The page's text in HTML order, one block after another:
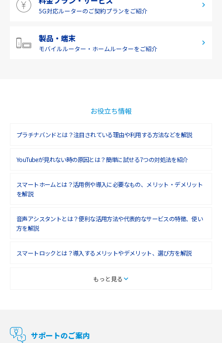
2019年2月(7)
2018年7月(6)
2018年6月(6)
2018年4月(7)
2018年2月(6)
2017年10月(4)
5G対応ルーターのご契約プランをご紹介
製品・端末
モバイルルーター・ ホームルーターをご紹介
お役立ち情報
プラチナバンドとは？注目されている理由や利用する方法などを解説
YouTubeが見れない時の原因とは？簡単に試せる7つの対処法を紹介
スマートホームとは？活用例や導入に必要なもの、メリット・デメリット
を解説
音声アシスタントとは？便利な活用方法や代表的なサービスの特徴、使い
方を解説
スマートロックとは？導入するメリットやデメリット、選び方を解説
スマートテレビとは？特徴や選び方、使い方をわかりやすく解説
マンションで使えるWi-Fiは？種類ごとの特徴や選び方を紹介
もっと見る
サポートのご案内